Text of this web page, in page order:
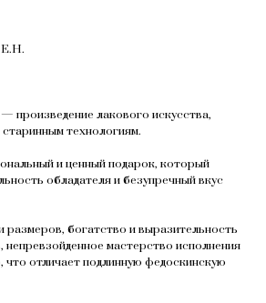
Е.Н.
произведение лакового искусства,
технологиям.
и ценный подарок, который
обладателя и безупречный вкус
богатство и выразительность
мастерство исполнения
отличает подлинную федоскинскую